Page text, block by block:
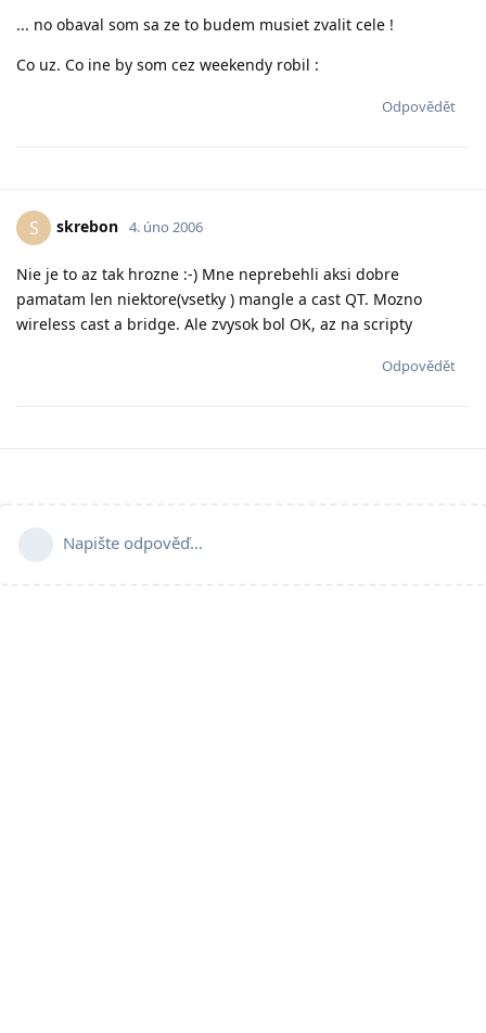
... no obaval som sa ze to budem musiet zvalit cele !
Co uz. Co ine by som cez weekendy robil :
Odpovědět
S skrebon 4. úno 2006
Nie je to az tak hrozne :-) Mne neprebehli aksi dobre
pamatam len niektore(vsetky ) mangle a cast QT. Mozno
wireless cast a bridge. Ale zvysok bol OK, az na scripty
Odpovědět
Napište odpověď…